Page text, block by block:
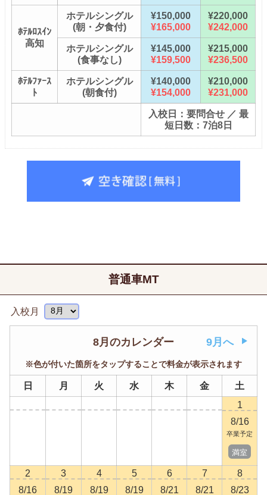
ﾎﾃﾙﾛｽｲﾝ
高知
ホテルシングル
(朝・夕食付)
¥150,000
¥165,000
¥220,000
¥242,000
ホテルシングル
(食事なし)
¥145,000
¥159,500
¥215,000
¥236,500
ﾎﾃﾙﾌｧｰｽ
ﾄ
ホテルシングル
(朝食付)
¥140,000
¥154,000
¥210,000
¥231,000
入校日：要問合せ ／ 最
短日数：7泊8日
普通車MT
入校月
8月のカレンダー 9月へ
※色が付いた箇所をタップすることで料金が表示されます
日 月 火 水 木 金
土
1
8/16
卒業予定
満室
2
8/16
3
8/19
4
8/19
5
8/19
6
8/21
7
8/21
8
8/23